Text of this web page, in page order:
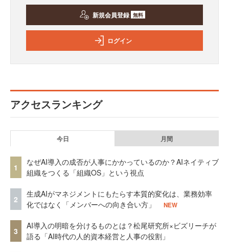
新規会員登録 無料
ログイン
アクセスランキング
今日 月間
1
なぜAI導入の成否が人事にかかっているのか？AIネイティブ
組織をつくる「組織OS」という視点
2
生成AIがマネジメントにもたらす本質的変化は、業務効率
化ではなく「メンバーへの向き合い方」
NEW
3
AI導入の明暗を分けるものとは？松尾研究所×ビズリーチが
語る「AI時代の人的資本経営と人事の役割」